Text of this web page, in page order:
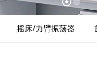
摇床/力臂振荡器